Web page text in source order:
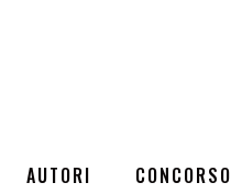
AUTORI CONCORSO